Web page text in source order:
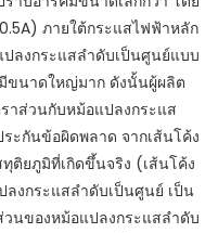
ภายใต้กระแสไฟฟ้าหลัก
ลงกระแสลำดับเป็นศูนย์แบบ
ขนาดใหญ่มาก ดังนั้นผู้ผลิต
าส่วนกับหม้อแปลงกระแส
ะกันข้อผิดพลาด จากเส้นโค้ง
ติยภูมิที่เกิดขึ้นจริง (เส้นโค้ง
งกระแสลำดับเป็นศูนย์ เป็น
นของหม้อแปลงกระแสลำดับ